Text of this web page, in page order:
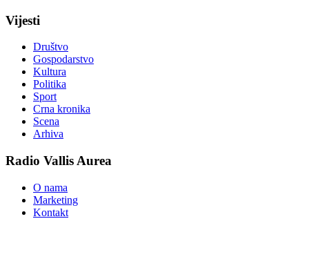
Vijesti
Društvo
Gospodarstvo
Kultura
Politika
Sport
Crna kronika
Scena
Arhiva
Radio Vallis Aurea
O nama
Marketing
Kontakt